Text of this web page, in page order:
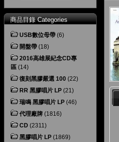
商品目錄 Categories
USB數位母帶 (6)
開盤帶 (18)
2016高雄展紀念CD專
區 (14)
復刻黑膠嚴選 100 (22)
RR 黑膠唱片 LP (21)
瑞鳴 黑膠唱片 LP (46)
代理廠牌 (1816)
CD (2311)
黑膠唱片 LP (1869)